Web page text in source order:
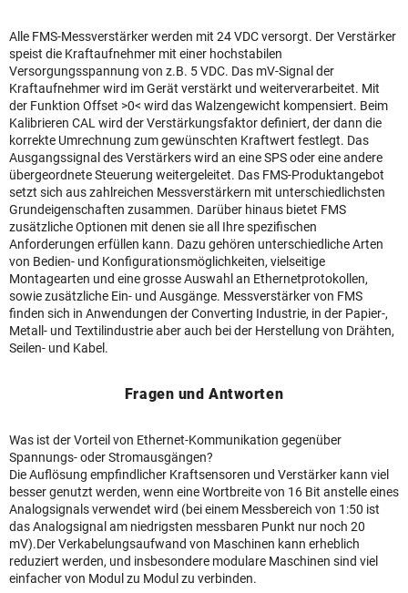
Alle FMS-Messverstärker werden mit 24 VDC versorgt. Der Verstärker
speist die Kraftaufnehmer mit einer hochstabilen
Versorgungsspannung von z.B. 5 VDC. Das mV-Signal der
Kraftaufnehmer wird im Gerät verstärkt und weiterverarbeitet. Mit
der Funktion Offset >0< wird das Walzengewicht kompensiert. Beim
Kalibrieren CAL wird der Verstärkungsfaktor definiert, der dann die
korrekte Umrechnung zum gewünschten Kraftwert festlegt. Das
Ausgangssignal des Verstärkers wird an eine SPS oder eine andere
übergeordnete Steuerung weitergeleitet. Das FMS-Produktangebot
setzt sich aus zahlreichen Messverstärkern mit unterschiedlichsten
Grundeigenschaften zusammen. Darüber hinaus bietet FMS
zusätzliche Optionen mit denen sie all Ihre spezifischen
Anforderungen erfüllen kann. Dazu gehören unterschiedliche Arten
von Bedien- und Konfigurationsmöglichkeiten, vielseitige
Montagearten und eine grosse Auswahl an Ethernetprotokollen,
sowie zusätzliche Ein- und Ausgänge. Messverstärker von FMS
finden sich in Anwendungen der Converting Industrie, in der Papier-,
Metall- und Textilindustrie aber auch bei der Herstellung von Drähten,
Seilen- und Kabel.
Fragen und Antworten
Was ist der Vorteil von Ethernet-Kommunikation gegenüber
Spannungs- oder Stromausgängen?
Die Auflösung empfindlicher Kraftsensoren und Verstärker kann viel
besser genutzt werden, wenn eine Wortbreite von 16 Bit anstelle eines
Analogsignals verwendet wird (bei einem Messbereich von 1:50 ist
das Analogsignal am niedrigsten messbaren Punkt nur noch 20
mV).Der Verkabelungsaufwand von Maschinen kann erheblich
reduziert werden, und insbesondere modulare Maschinen sind viel
einfacher von Modul zu Modul zu verbinden.